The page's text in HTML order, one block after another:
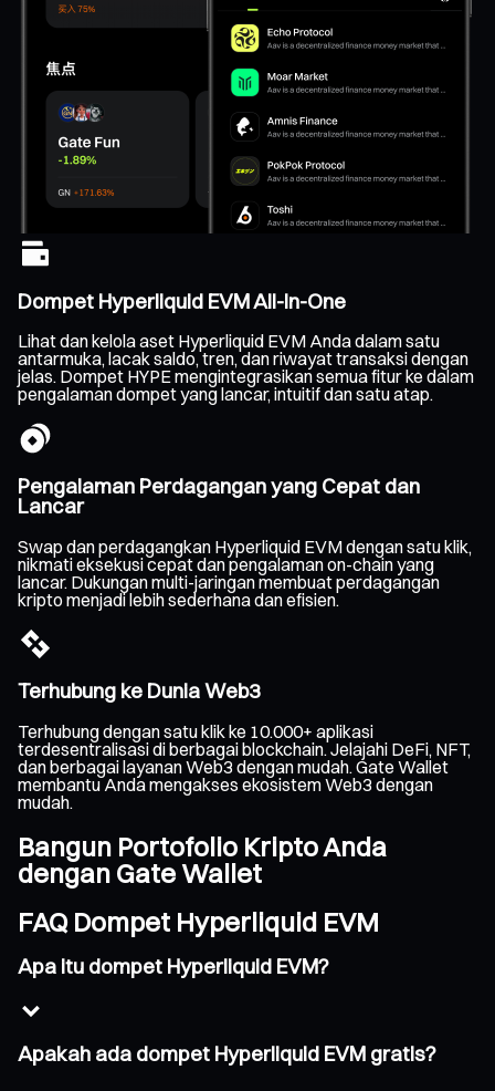
Dompet Hyperliquid EVM All-In-One
Lihat dan kelola aset Hyperliquid EVM Anda dalam satu
antarmuka, lacak saldo, tren, dan riwayat transaksi dengan
jelas. Dompet HYPE mengintegrasikan semua fitur ke dalam
pengalaman dompet yang lancar, intuitif dan satu atap.
Pengalaman Perdagangan yang Cepat dan
Lancar
Swap dan perdagangkan Hyperliquid EVM dengan satu klik,
nikmati eksekusi cepat dan pengalaman on-chain yang
lancar. Dukungan multi-jaringan membuat perdagangan
kripto menjadi lebih sederhana dan efisien.
Terhubung ke Dunia Web3
Terhubung dengan satu klik ke 10.000+ aplikasi
terdesentralisasi di berbagai blockchain. Jelajahi DeFi, NFT,
dan berbagai layanan Web3 dengan mudah. Gate Wallet
membantu Anda mengakses ekosistem Web3 dengan
mudah.
Bangun Portofolio Kripto Anda
dengan Gate Wallet
FAQ Dompet Hyperliquid EVM
Apa itu dompet Hyperliquid EVM?
Apakah ada dompet Hyperliquid EVM gratis?